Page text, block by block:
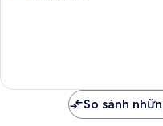
So sánh